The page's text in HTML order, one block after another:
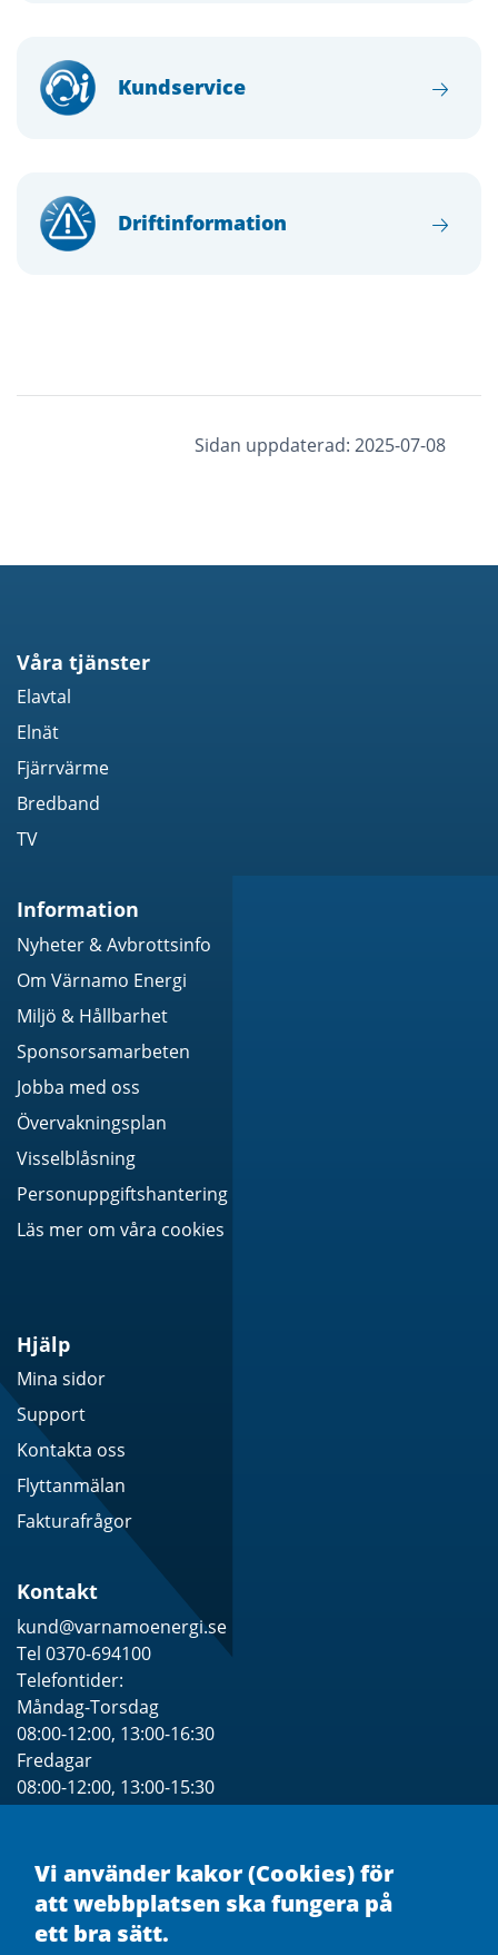
Vi använder kakor (Cookies) för
att webbplatsen ska fungera på
ett bra sätt.
Kundservice
Driftinformation
Sidan uppdaterad: 2025-07-08
Våra tjänster
Elavtal
Elnät
Fjärrvärme
Bredband
TV
Information
Nyheter & Avbrottsinfo
Om Värnamo Energi
Miljö & Hållbarhet
Sponsorsamarbeten
Jobba med oss
Övervakningsplan
Visselblåsning
Personuppgiftshantering
Läs mer om våra cookies
Hjälp
Mina sidor
Support
Kontakta oss
Flyttanmälan
Fakturafrågor
Kontakt
kund@varnamoenergi.se
Tel 0370-694100
Telefontider:
Måndag-Torsdag
08:00-12:00, 13:00-16:30
Fredagar
08:00-12:00, 13:00-15:30